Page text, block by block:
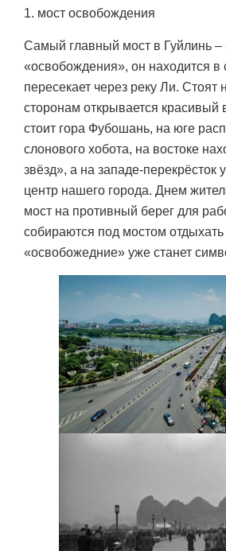
1. мост освобождения
Самый главный мост в Гуйлинь –
«освобождения», он находится в
пересекает через реку Ли. Стоят
сторонам открывается красивый
стоит гора Фубошань, на юге
слонового хобота, на востоке
звёзд», а на западе-перекрёсток
центр нашего города. Днем
мост на противный берег для
собираются под мостом
«освобожедние» уже станет